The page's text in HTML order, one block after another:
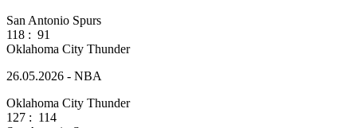
San Antonio Spurs
118 : 91
Oklahoma City Thunder
26.05.2026 - NBA
Oklahoma City Thunder
127 : 114